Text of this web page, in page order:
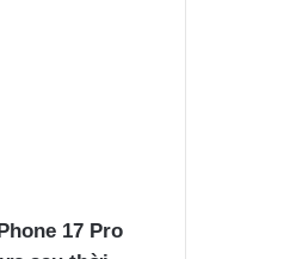
17 Pro